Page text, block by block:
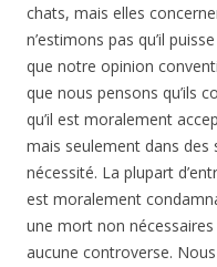
chats, mais elles
n’estimons pas qu’il
que notre opinion
que nous pensons qu’ils
qu’il est moralement
mais seulement dans
nécessité. La plupart
est moralement
une mort non
aucune controverse. Nous